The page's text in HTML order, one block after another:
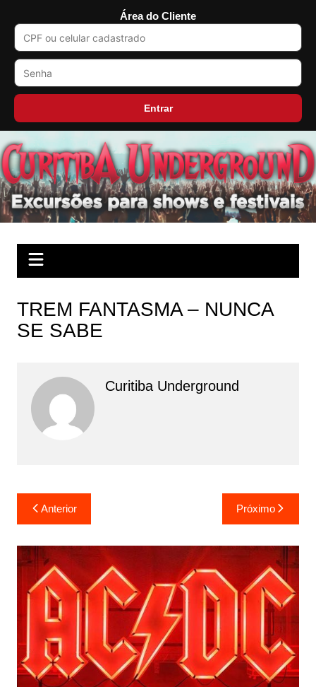
Área do Cliente
Entrar
para
o
conteúdo
TREM FANTASMA – NUNCA
SE SABE
Curitiba Underground
Navegação
de
Post
Anterior Próximo